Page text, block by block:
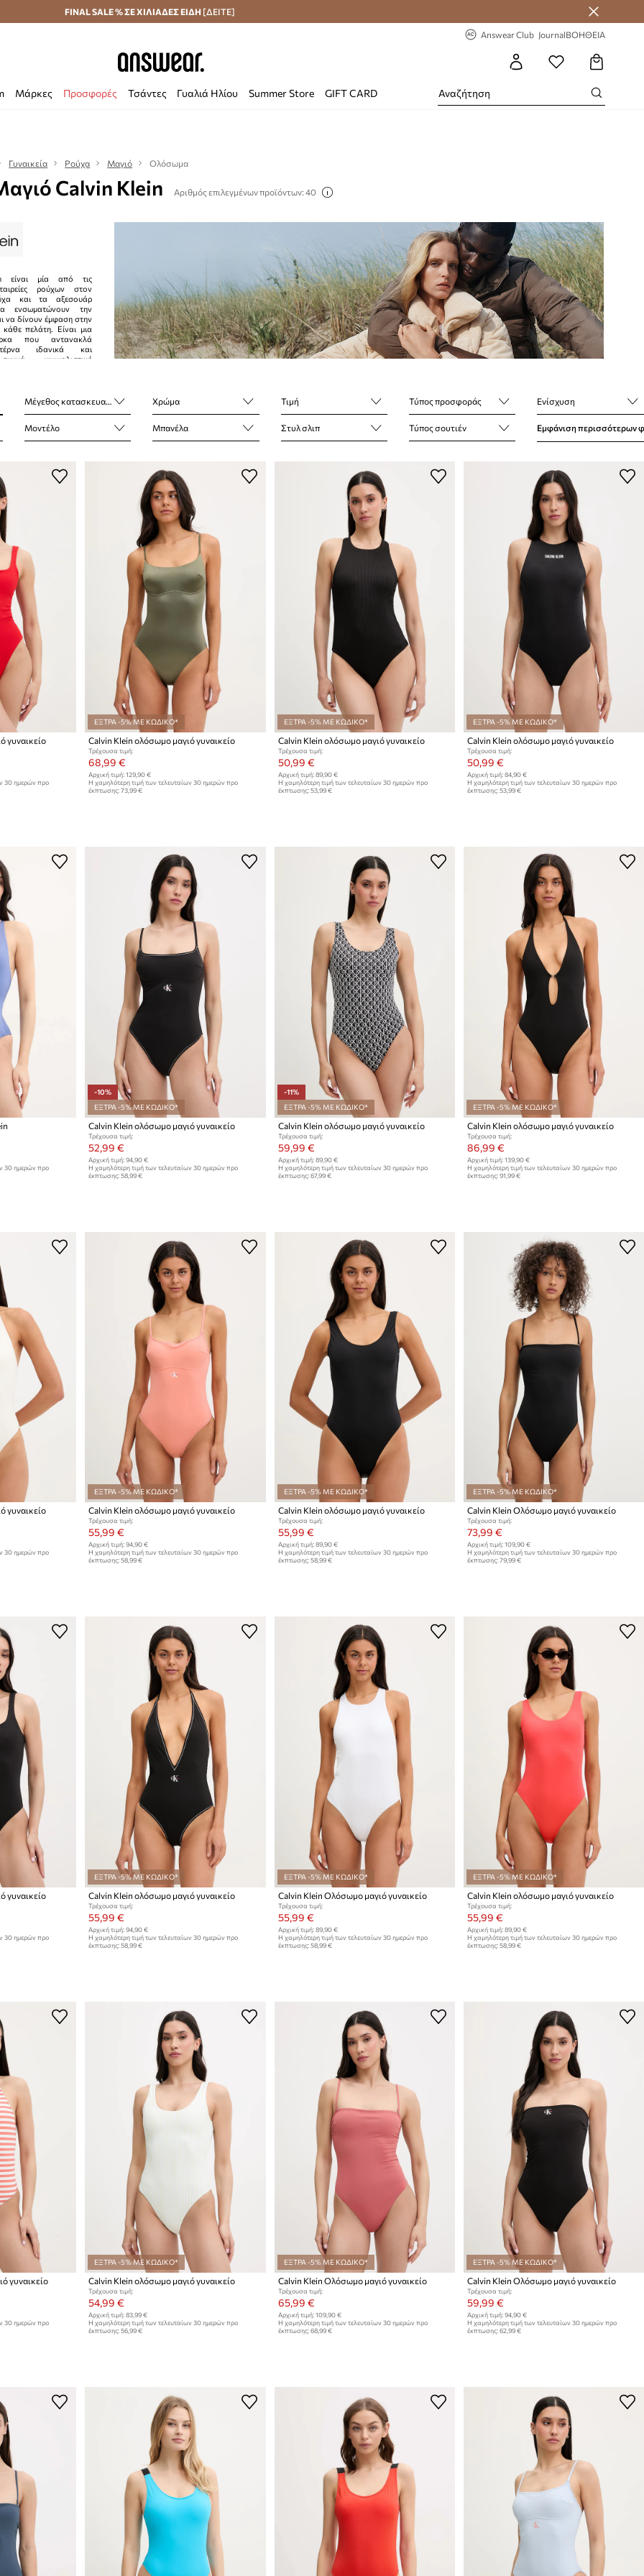
Αποστολή σε 24 ώρες Εξοικονομήστε με το Answear Club
FINAL SALE % ΣΕ ΧΙΛΙΑΔΕΣ ΕΙΔΗ [ΔΕΙΤΕ]
Answear Club JournalΒΟΗΘΕΙΑ
Μάρκες Προσφορές Τσάντες Γυαλιά Ηλίου Summer Store GIFT CARD
Γυναικεία Ρούχα Μαγιό Ολόσωμα
Calvin Klein Αριθμός επιλεγμένων προϊόντων: 40
είναι μία από τις
ρούχων στον
και τα αξεσουάρ
ενσωματώνουν την
να δίνουν έμφαση στην
κάθε πελάτη. Είναι μια
που αντανακλά
ιδανικά και
μινιμαλιστική
Μέγεθος κατασκευαστή Χρώμα Τιμή Τύπος προσφοράς Ενίσχυση
Μοντέλο Μπανέλα Στυλ σλιπ Τύπος σουτιέν Εμφάνιση περισσότερων
γυναικείο
30 ημερών προ
ΕΞΤΡΑ -5% ΜΕ ΚΩΔΙΚΟ*
Calvin Klein ολόσωμο μαγιό γυναικείο
Τρέχουσα τιμή:
68,99 €
Αρχική τιμή: 129,90 €
Η χαμηλότερη τιμή των τελευταίων 30 ημερών προ
έκπτωσης: 73,99 €
ΕΞΤΡΑ -5% ΜΕ ΚΩΔΙΚΟ*
Calvin Klein ολόσωμο μαγιό γυναικείο
Τρέχουσα τιμή:
50,99 €
Αρχική τιμή: 89,90 €
Η χαμηλότερη τιμή των τελευταίων 30 ημερών προ
έκπτωσης: 53,99 €
ΕΞΤΡΑ -5% ΜΕ ΚΩΔΙΚΟ*
Calvin Klein ολόσωμο μαγιό γυναικείο
Τρέχουσα τιμή:
50,99 €
Αρχική τιμή: 84,90 €
Η χαμηλότερη τιμή των τελευταίων 30 ημερών προ
έκπτωσης: 53,99 €
30 ημερών προ
-10%
ΕΞΤΡΑ -5% ΜΕ ΚΩΔΙΚΟ*
Calvin Klein ολόσωμο μαγιό γυναικείο
Τρέχουσα τιμή:
52,99 €
Αρχική τιμή: 94,90 €
Η χαμηλότερη τιμή των τελευταίων 30 ημερών προ
έκπτωσης: 58,99 €
-11%
ΕΞΤΡΑ -5% ΜΕ ΚΩΔΙΚΟ*
Calvin Klein ολόσωμο μαγιό γυναικείο
Τρέχουσα τιμή:
59,99 €
Αρχική τιμή: 89,90 €
Η χαμηλότερη τιμή των τελευταίων 30 ημερών προ
έκπτωσης: 67,99 €
ΕΞΤΡΑ -5% ΜΕ ΚΩΔΙΚΟ*
Calvin Klein ολόσωμο μαγιό γυναικείο
Τρέχουσα τιμή:
86,99 €
Αρχική τιμή: 139,90 €
Η χαμηλότερη τιμή των τελευταίων 30 ημερών προ
έκπτωσης: 91,99 €
γυναικείο
30 ημερών προ
ΕΞΤΡΑ -5% ΜΕ ΚΩΔΙΚΟ*
Calvin Klein ολόσωμο μαγιό γυναικείο
Τρέχουσα τιμή:
55,99 €
Αρχική τιμή: 94,90 €
Η χαμηλότερη τιμή των τελευταίων 30 ημερών προ
έκπτωσης: 58,99 €
ΕΞΤΡΑ -5% ΜΕ ΚΩΔΙΚΟ*
Calvin Klein ολόσωμο μαγιό γυναικείο
Τρέχουσα τιμή:
55,99 €
Αρχική τιμή: 89,90 €
Η χαμηλότερη τιμή των τελευταίων 30 ημερών προ
έκπτωσης: 58,99 €
ΕΞΤΡΑ -5% ΜΕ ΚΩΔΙΚΟ*
Calvin Klein Ολόσωμο μαγιό γυναικείο
Τρέχουσα τιμή:
73,99 €
Αρχική τιμή: 109,90 €
Η χαμηλότερη τιμή των τελευταίων 30 ημερών προ
έκπτωσης: 79,99 €
γυναικείο
30 ημερών προ
ΕΞΤΡΑ -5% ΜΕ ΚΩΔΙΚΟ*
Calvin Klein ολόσωμο μαγιό γυναικείο
Τρέχουσα τιμή:
55,99 €
Αρχική τιμή: 94,90 €
Η χαμηλότερη τιμή των τελευταίων 30 ημερών προ
έκπτωσης: 58,99 €
ΕΞΤΡΑ -5% ΜΕ ΚΩΔΙΚΟ*
Calvin Klein Ολόσωμο μαγιό γυναικείο
Τρέχουσα τιμή:
55,99 €
Αρχική τιμή: 89,90 €
Η χαμηλότερη τιμή των τελευταίων 30 ημερών προ
έκπτωσης: 58,99 €
ΕΞΤΡΑ -5% ΜΕ ΚΩΔΙΚΟ*
Calvin Klein ολόσωμο μαγιό γυναικείο
Τρέχουσα τιμή:
55,99 €
Αρχική τιμή: 89,90 €
Η χαμηλότερη τιμή των τελευταίων 30 ημερών προ
έκπτωσης: 58,99 €
γυναικείο
30 ημερών προ
ΕΞΤΡΑ -5% ΜΕ ΚΩΔΙΚΟ*
Calvin Klein ολόσωμο μαγιό γυναικείο
Τρέχουσα τιμή:
54,99 €
Αρχική τιμή: 83,99 €
Η χαμηλότερη τιμή των τελευταίων 30 ημερών προ
έκπτωσης: 56,99 €
ΕΞΤΡΑ -5% ΜΕ ΚΩΔΙΚΟ*
Calvin Klein Ολόσωμο μαγιό γυναικείο
Τρέχουσα τιμή:
65,99 €
Αρχική τιμή: 109,90 €
Η χαμηλότερη τιμή των τελευταίων 30 ημερών προ
έκπτωσης: 68,99 €
ΕΞΤΡΑ -5% ΜΕ ΚΩΔΙΚΟ*
Calvin Klein Ολόσωμο μαγιό γυναικείο
Τρέχουσα τιμή:
59,99 €
Αρχική τιμή: 94,90 €
Η χαμηλότερη τιμή των τελευταίων 30 ημερών προ
έκπτωσης: 62,99 €